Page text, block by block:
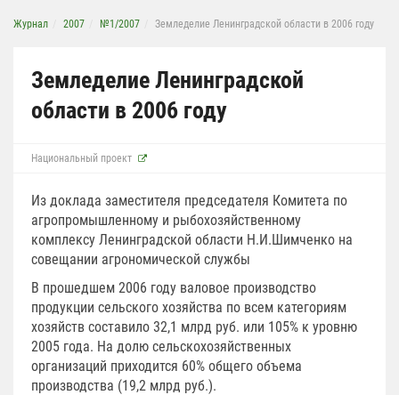
Журнал 2007 №1/2007 Земледелие Ленинградской области в 2006 году
Земледелие Ленинградской
области в 2006 году
Национальный проект
Из доклада заместителя председателя Комитета по
агропромышленному и рыбохозяйственному
комплексу Ленинградской области Н.И.Шимченко на
совещании агрономической службы
В прошедшем 2006 году валовое производство
продукции сельского хозяйства по всем категориям
хозяйств составило 32,1 млрд руб. или 105% к уровню
2005 года. На долю сельскохозяйственных
организаций приходится 60% общего объема
производства (19,2 млрд руб.).